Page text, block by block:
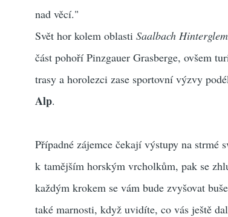
nad věcí."
Svět hor kolem oblastiSaalbach
část pohoří Pinzgauer Grasberge, ovšem
trasy a horolezci zase sportovní výzvy
Alp.
Případné zájemce čekají výstupy na strmé
k tamějším horským vrcholkům, pak se
každým krokem se vám bude zvyšovat
také marnosti, když uvidíte, co vás ještě